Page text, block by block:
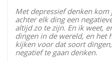
Met depressief denken
achter elk ding een
altijd zo te zijn. En ik weet,
dingen in de wereld, en het
kijken voor dat soort
negatief te gaan denken.